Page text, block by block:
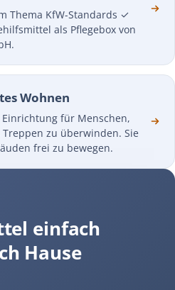
Thema KfW-Standards ✓
als Pflegebox von
Wohnen
für Menschen,
zu überwinden. Sie
frei zu bewegen.
einfach
Hause